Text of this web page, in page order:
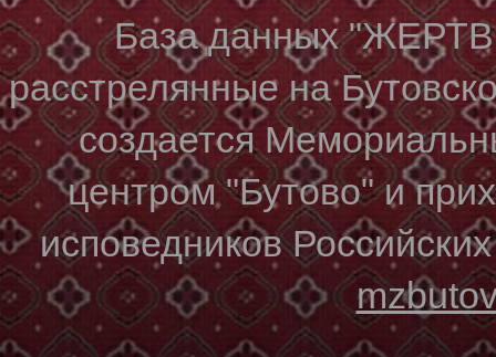
База данных
расстрелянные на
создается
центром "Бутово" и
исповедников